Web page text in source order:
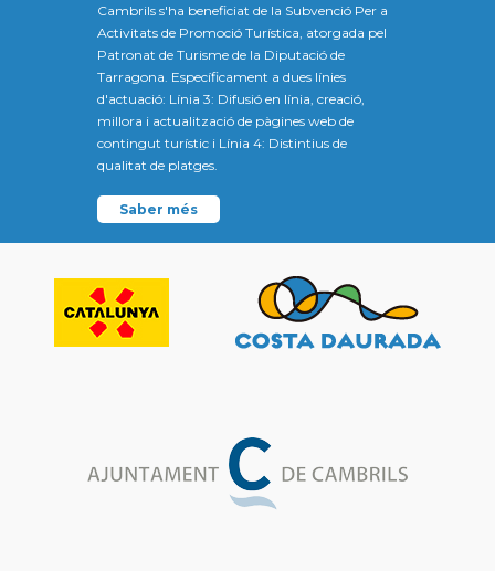
Cambrils s'ha beneficiat de la Subvenció Per a
Activitats de Promoció Turística, atorgada pel
Patronat de Turisme de la Diputació de
Tarragona. Específicament a dues línies
d'actuació: Línia 3: Difusió en línia, creació,
millora i actualització de pàgines web de
contingut turístic i Línia 4: Distintius de
qualitat de platges.
Saber més